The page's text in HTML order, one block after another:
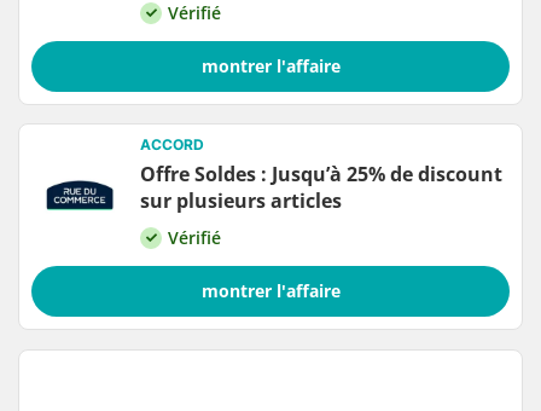
Vérifié
montrer l'affaire
ACCORD
Offre Soldes : Jusqu’à 25% de discount
sur plusieurs articles
Vérifié
montrer l'affaire